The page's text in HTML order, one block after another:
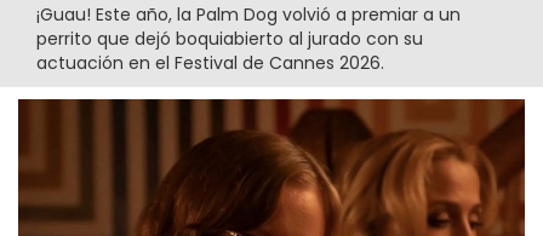
¡Guau! Este año, la Palm Dog volvió a premiar a un
perrito que dejó boquiabierto al jurado con su
actuación en el Festival de Cannes 2026.